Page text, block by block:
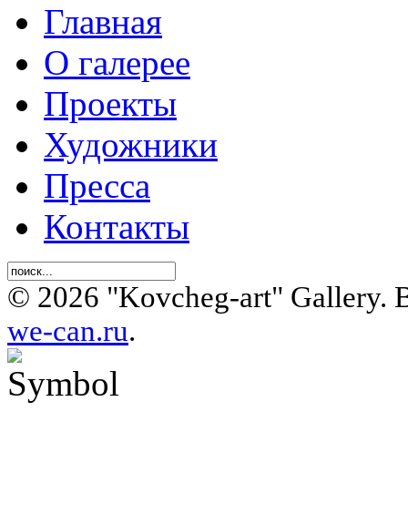
Главная
О галерее
Проекты
Художники
Пресса
Контакты
© 2026 "Kovcheg-art" Gallery.
we-can.ru.